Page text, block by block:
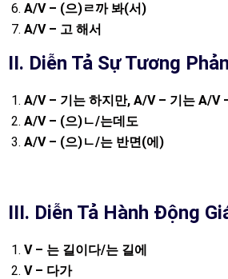
A/V – (으)ㄹ까 봐(서)
A/V – 고 해서
II. Diễn Tả Sự Tương Phản
A/V – 기는 하지만, A/V – 기는 A/V
A/V – (으)ㄴ/는데도
A/V – (으)ㄴ/는 반면(에)
III. Diễn Tả Hành Động
V – 는 길이다/는 길에
V – 다가